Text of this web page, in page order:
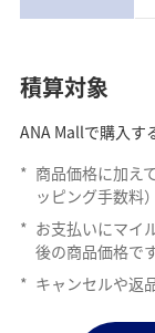
積算対象
ANA Mallで購入す
* 商品価格に加え
ッピング手数料
* お支払いにマイ
後の商品価格です
* キャンセルや返